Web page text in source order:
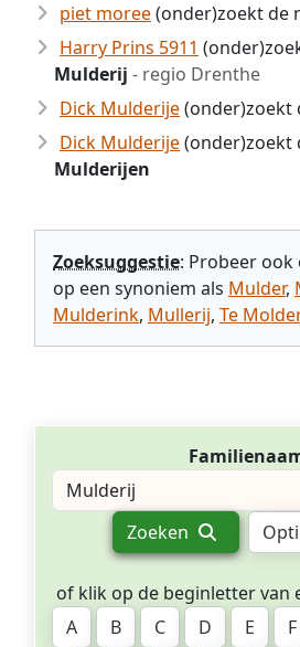
piet moree(onder)zoekt de
Harry Prins 5911
Mulderij - regio Drenthe
Dick Mulderije(onder)zoekt
Dick Mulderije(onder)zoekt
Mulderijen
Zoeksuggestie: Probeer ook
op een synoniem als Mulder,
Mulderink, Mullerij, Te Molder
Zoeken
of klik op de beginletter van
A
B C D E F